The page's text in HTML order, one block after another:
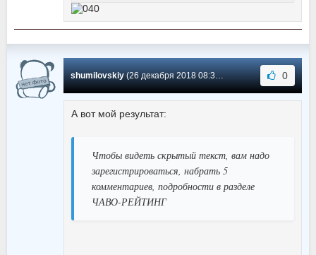
shumilovskiy(26 декабря 2018 08:34) Сообщение #24 0
А вот мой результат:
Чтобы видеть скрытый текст, вам надо
зарегистрироваться, набрать 5
комментариев, подробности в разделе
ЧАВО-РЕЙТИНГ